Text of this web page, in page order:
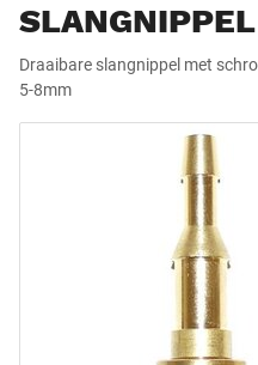
Draaibare slangnippel met
5-8mm